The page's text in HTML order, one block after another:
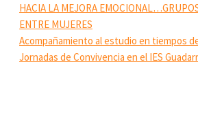
HACIA LA MEJORA
ENTRE MUJERES
Acompañamiento al estudio en tiempos
Jornadas de Convivencia en el IES